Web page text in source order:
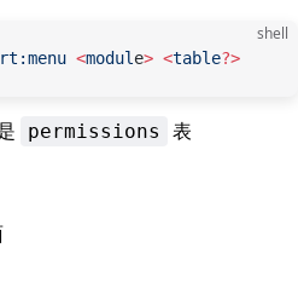
shell
<modul e> <table?>
permissions
表